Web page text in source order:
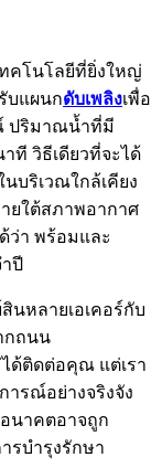
คโนโลยีที่ยิ่งใหญ่
บแผนกดับเพลิงเพื่อ
ปริมาณน้ำที่มี
ที วิธีเดียวที่จะได้
บริเวณใกล้เคียง
ยใต้สภาพอากาศ
ว่า พร้อมและ
ปี
นหลายเอเคอร์กับ
กถนน
ด้ติดต่อคุณ แต่เรา
รณ์อย่างจริงจัง
นาคตอาจถูก
รบำรุงรักษา